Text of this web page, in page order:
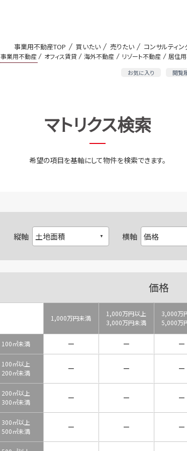
事業用不動産 オフィス賃貸 海外不動産 リゾート不動産 居住
お気に入り 閲覧
事業用不動産TOP 買いたい 売りたい コンサルティン
マトリクス検索
希望の項目を基軸にして物件を検索できます。
縦軸 横軸
価格
1,000万円未満
1,000万円以上
3,000万円未満
3,000万
5,000万
100㎡未満 － － －
100㎡以上
200㎡未満
－ － －
200㎡以上
300㎡未満
－ － －
300㎡以上
500㎡未満
－ － －